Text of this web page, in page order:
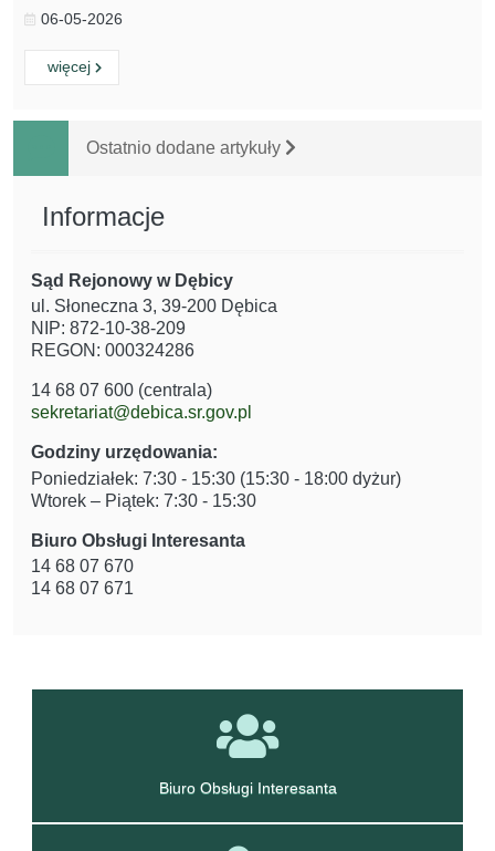
06-05-2026
Czytaj
więcejo:
Ostatnio dodane artykuły
Informacje
Sąd Rejonowy w Dębicy
ul. Słoneczna 3, 39-200 Dębica
NIP: 872-10-38-209
REGON: 000324286
14 68 07 600 (centrala)
sekretariat@debica.sr.gov.pl
Godziny urzędowania:
Poniedziałek: 7:30 - 15:30 (15:30 - 18:00 dyżur)
Wtorek – Piątek: 7:30 - 15:30
Biuro Obsługi Interesanta
14 68 07 670
14 68 07 671
linki informacyjne
Biuro Obsługi Interesanta